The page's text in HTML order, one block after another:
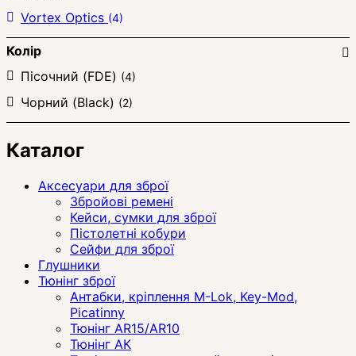
Vortex Optics (4)
Колір
Пісочний (FDE) (4)
Чорний (Black) (2)
Каталог
Аксесуари для зброї
Збройові ремені
Кейси, сумки для зброї
Пістолетні кобури
Сейфи для зброї
Глушники
Тюнінг зброї
Антабки, кріплення M-Lok, Key-Mod,
Picatinny
Тюнінг AR15/AR10
Тюнінг АК